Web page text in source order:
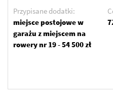
Przypisane dodatki:
miejsce postojowe w
garażu z miejscem na
rowery nr 19 - 54 500 zł